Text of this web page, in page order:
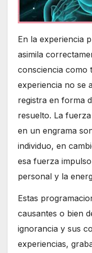
En la experiencia
asimila
consciencia como
experiencia no se
registra en forma
resuelto. La
en un engrama
individuo, en
esa fuerza
personal y la
Estas
causantes o bien
ignorancia y sus
experiencias,